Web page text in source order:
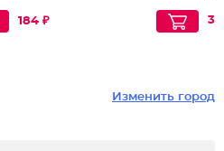
184 ₽
Изменить город